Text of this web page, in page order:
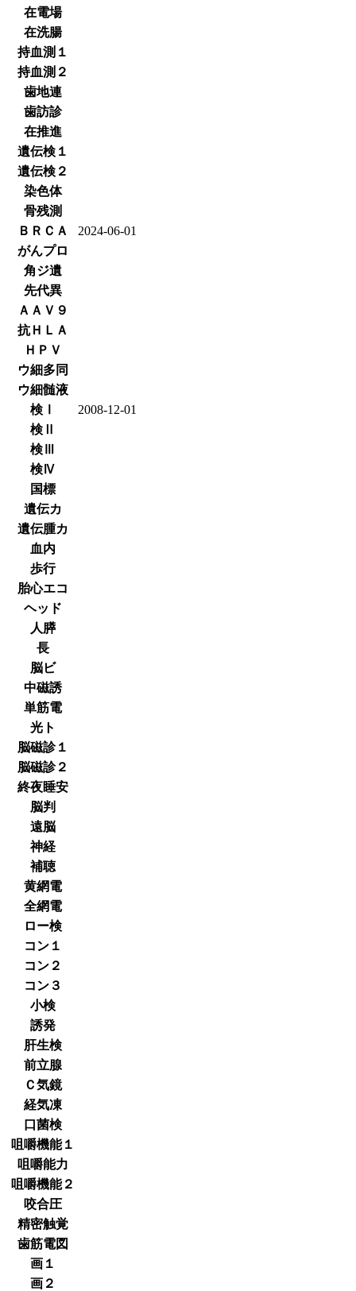
在電場
在洗腸
持血測１
持血測２
歯地連
歯訪診
在推進
遺伝検１
遺伝検２
染色体
骨残測
ＢＲＣＡ
2024-06-01
がんプロ
角ジ遺
先代異
ＡＡＶ９
抗ＨＬＡ
ＨＰＶ
ウ細多同
ウ細髄液
検Ⅰ
2008-12-01
検Ⅱ
検Ⅲ
検Ⅳ
国標
遺伝カ
遺伝腫カ
血内
歩行
胎心エコ
ヘッド
人膵
長
脳ビ
中磁誘
単筋電
光ト
脳磁診１
脳磁診２
終夜睡安
脳判
遠脳
神経
補聴
黄網電
全網電
ロー検
コン１
コン２
コン３
小検
誘発
肝生検
前立腺
Ｃ気鏡
経気凍
口菌検
咀嚼機能１
咀嚼能力
咀嚼機能２
咬合圧
精密触覚
歯筋電図
画１
画２